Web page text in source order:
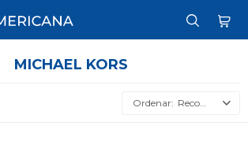
MICHAEL KORS
Recomendados